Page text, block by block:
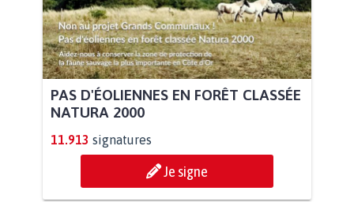
PAS D'ÉOLIENNES EN FORÊT CLASSÉE
NATURA 2000
11.913 signatures
Je signe